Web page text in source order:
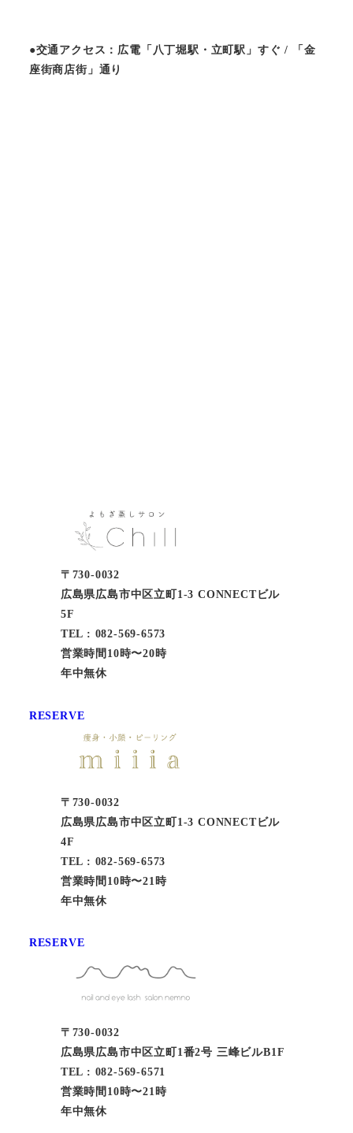
●交通アクセス：広電「八丁堀駅・立町駅」すぐ / 「金
座街商店街」通り
〒730-0032
広島県広島市中区立町1-3 CONNECTビル
5F
TEL : 082-569-6573
営業時間10時〜20時
年中無休
RESERVE
〒730-0032
広島県広島市中区立町1-3 CONNECTビル
4F
TEL : 082-569-6573
営業時間10時〜21時
年中無休
RESERVE
〒730-0032
広島県広島市中区立町1番2号 三峰ビルB1F
TEL : 082-569-6571
営業時間10時〜21時
年中無休